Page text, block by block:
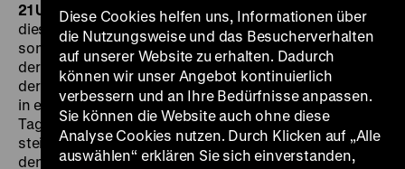
21 Uhr Der Leistungsverweigerer und Faulenzer ist
diesmal kein Lehre-Abbrecher und Bummelstudent,
sondern ein um seine Fabriken gebrachter Kapitalist,
der letzte Spross einer einstigen Industriellenfamilie,
der als historische Endmoräne der einstigen Dynastie
in einer mit Tinnef liebevoll ausstaffierten Villa in den
Tag hinein lebt, ohne je aus seinem Morgenmantel zu
steigen. Dabei dreht er kurze Filmbotschaften, in
denen er allerlei Lebensphilosophien und
Diese Cookies helfen uns, Informationen über
die Nutzungsweise und das Besucherverhalten
auf unserer Website zu erhalten. Dadurch
können wir unser Angebot kontinuierlich
verbessern und an Ihre Bedürfnisse anpassen.
Sie können die Website auch ohne diese
Analyse Cookies nutzen. Durch Klicken auf „Alle
auswählen“ erklären Sie sich einverstanden,